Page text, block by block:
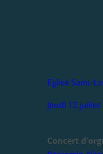
Eglise Saint-
Jeudi 12 juillet
Concert